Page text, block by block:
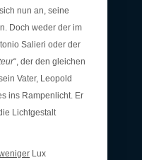
nun an, seine
Doch weder der im
Salieri oder der
“, der den gleichen
Vater, Leopold
ins Rampenlicht. Er
Lichtgestalt
Lux